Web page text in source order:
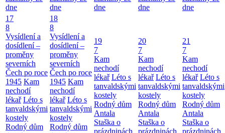
dne
dne
dne
dne
dne
17
8
Vysídlení a
dosídlení –
proměny
severních
Čech po roce
1945 Kam
nechodí
lékař Léto s
tanvaldskými
kostely
Rodný dům
18
8
Vysídlení a
dosídlení –
proměny
severních
Čech po roce
1945 Kam
nechodí
lékař Léto s
tanvaldskými
kostely
Rodný dům
19
7
Kam
nechodí
lékař Léto s
tanvaldskými
kostely
Rodný dům
Antala
Staška o
prázdninách
20
7
Kam
nechodí
lékař Léto s
tanvaldskými
kostely
Rodný dům
Antala
Staška o
prázdninách
21
7
Kam
nechodí
lékař Léto s
tanvaldskými
kostely
Rodný dům
Antala
Staška o
prázdninách